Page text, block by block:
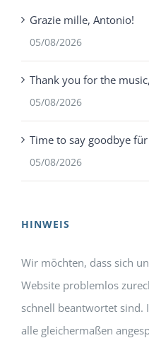
Grazie mille, Antonio!
05/08/2026
Thank you for the
05/08/2026
Time to say goodbye
05/08/2026
HINWEIS
Wir möchten, dass sich
Website problemlos
schnell beantwortet sind.
alle gleichermaßen